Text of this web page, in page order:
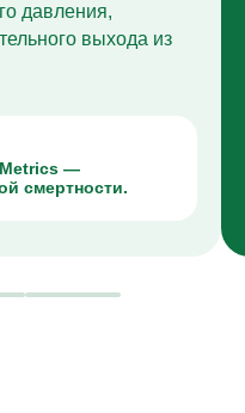
давления,
выхода из
—
смертности.